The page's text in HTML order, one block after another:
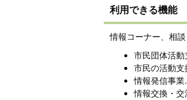
利用できる機能
情報コーナー、相
市民団体活
市民の活動
情報発信事
情報交換・